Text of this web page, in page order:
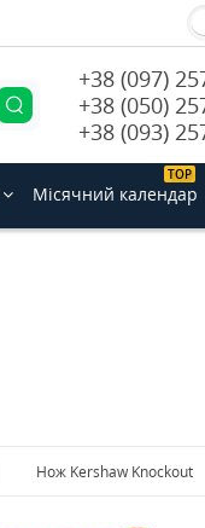
+38 (097)
+38 (050)
+38 (093)
ТОP
Місячний календар
Нож Kershaw Knockout